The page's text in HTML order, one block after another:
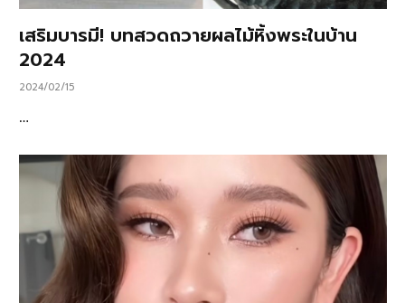
เสริมบารมี! บทสวดถวายผลไม้หิ้งพระในบ้าน
2024
2024/02/15
…